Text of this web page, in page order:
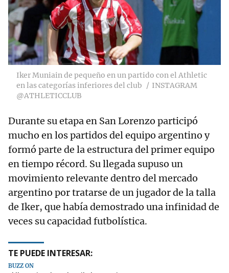
Iker Muniain de pequeño en un partido con el Athletic
en las categorías inferiores del club
INSTAGRAM
@ATHLETICCLUB
Durante su etapa en San Lorenzo participó
mucho en los partidos del equipo argentino y
formó parte de la estructura del primer equipo
en tiempo récord. Su llegada supuso un
movimiento relevante dentro del mercado
argentino por tratarse de un jugador de la talla
de Iker, que había demostrado una infinidad de
veces su capacidad futbolística.
TE PUEDE INTERESAR:
BUZZ ON